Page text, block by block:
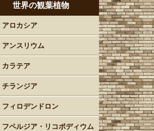
世界の観葉植物
アロカシア
アンスリウム
カラテア
チランジア
フィロデンドロン
フペルジア・リコポディウム